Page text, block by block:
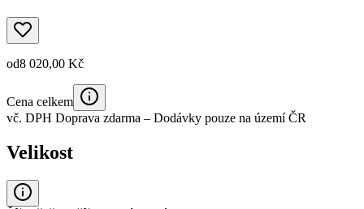
od8 020,00 Kč
Cena celkem
vč. DPH Doprava zdarma – Dodávky pouze na území ČR
Velikost